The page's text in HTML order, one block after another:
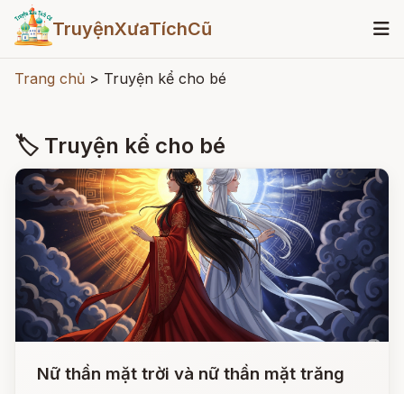
TruyệnXưaTíchCũ
Trang chủ > Truyện kể cho bé
🏷 Truyện kể cho bé
Nữ thần mặt trời và nữ thần mặt trăng